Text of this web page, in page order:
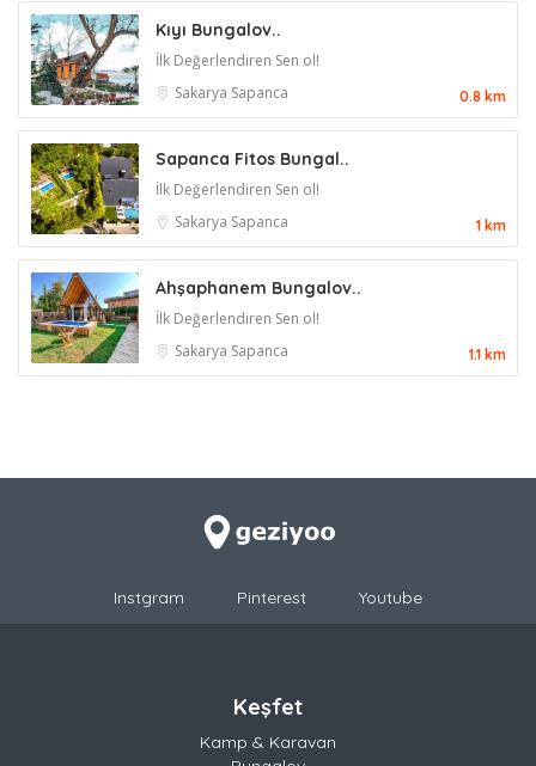
Kıyı Bungalov..
İlk Değerlendiren Sen ol!
Sakarya Sapanca 0.8 km
Sapanca Fitos Bungal..
İlk Değerlendiren Sen ol!
Sakarya Sapanca 1 km
Ahşaphanem Bungalov..
İlk Değerlendiren Sen ol!
Sakarya Sapanca 1.1 km
Instgram Pinterest Youtube
Keşfet
Kamp & Karavan